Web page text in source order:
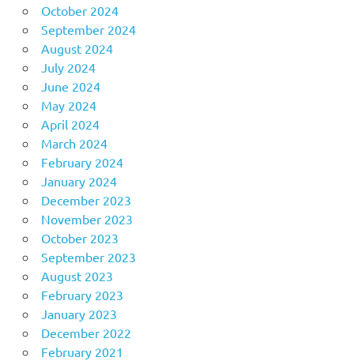
October 2024
September 2024
August 2024
July 2024
June 2024
May 2024
April 2024
March 2024
February 2024
January 2024
December 2023
November 2023
October 2023
September 2023
August 2023
February 2023
January 2023
December 2022
February 2021